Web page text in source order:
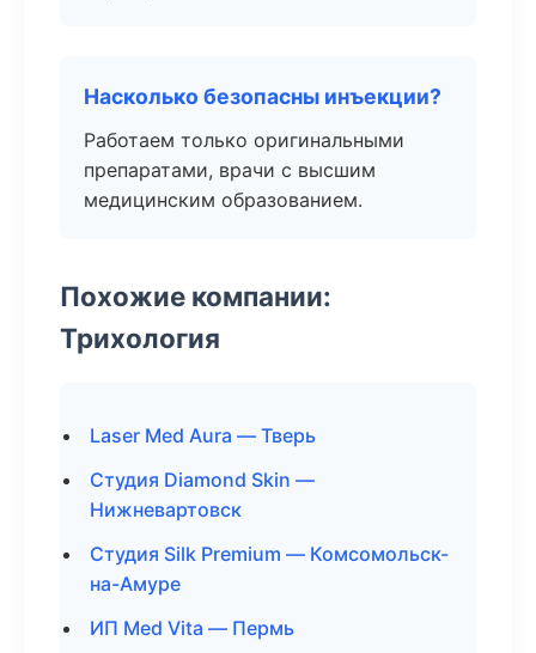
Насколько безопасны инъекции?
Работаем только оригинальными
препаратами, врачи с высшим
медицинским образованием.
Похожие компании:
Трихология
Laser Med Aura — Тверь
Студия Diamond Skin —
Нижневартовск
Студия Silk Premium — Комсомольск-
на-Амуре
ИП Med Vita — Пермь